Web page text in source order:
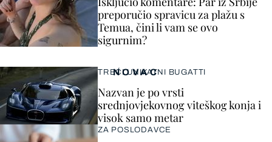
preporučio spravicu za plažu s
Temua, čini li vam se ovo
sigurnim?
NOVAC
TREĆI UNIKATNI BUGATTI
Nazvan je po vrsti
srednjovjekovnog viteškog konja i
visok samo metar
ZA POSLODAVCE